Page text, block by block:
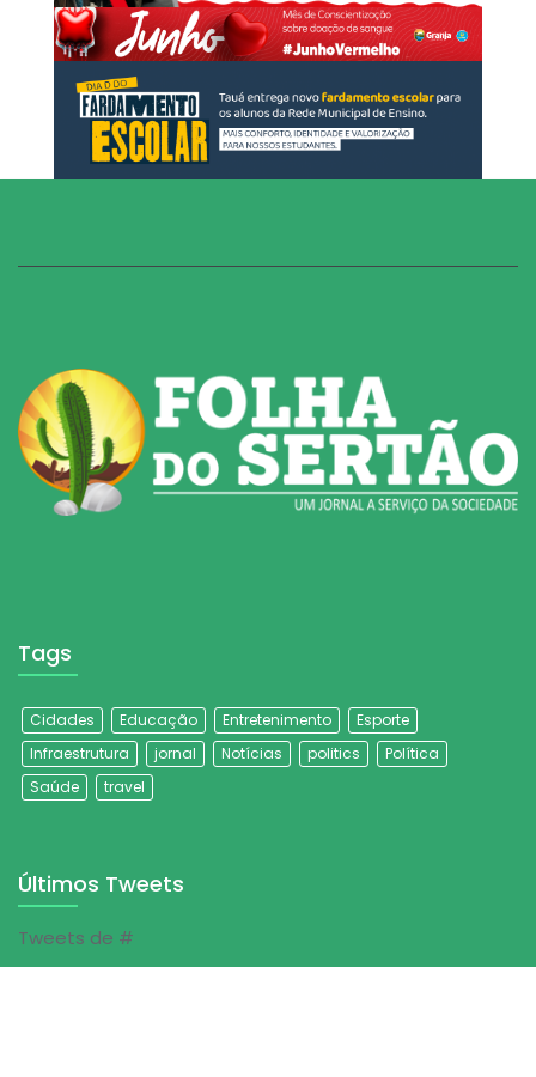
Tags
Cidades Educação Entretenimento
Esporte
Infraestrutura
jornal Notícias politics
Política
Saúde
travel
Últimos Tweets
Tweets de #